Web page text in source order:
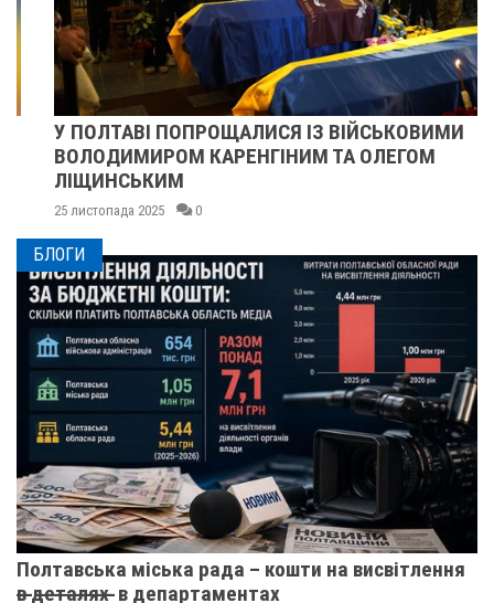
У ПОЛТАВІ ПОПРОЩАЛИСЯ ІЗ ВІЙСЬКОВИМИ
ВОЛОДИМИРОМ КАРЕНГІНИМ ТА ОЛЕГОМ
ЛІЩИНСЬКИМ
25 листопада 2025 0
БЛОГИ
Полтавська міська рада – кошти на висвітлення
в̶ ̶д̶е̶т̶а̶л̶я̶х̶ ̶ в департаментах